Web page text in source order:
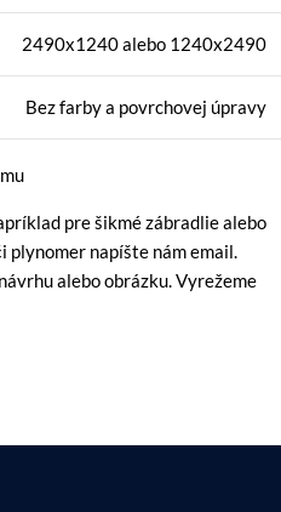
2490x1240 alebo 1240x2490
Bez farby a povrchovej úpravy
pre šikmé zábradlie alebo
napíšte nám email.
alebo obrázku. Vyrežeme